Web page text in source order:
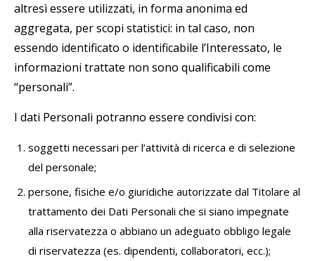
altresì essere utilizzati, in forma anonima ed
aggregata, per scopi statistici: in tal caso, non
essendo identificato o identificabile l’Interessato, le
informazioni trattate non sono qualificabili come
“personali”.
I dati Personali potranno essere condivisi con:
soggetti necessari per l’attività di ricerca e di selezione
del personale;
persone, fisiche e/o giuridiche autorizzate dal Titolare al
trattamento dei Dati Personali che si siano impegnate
alla riservatezza o abbiano un adeguato obbligo legale
di riservatezza (es. dipendenti, collaboratori, ecc.);